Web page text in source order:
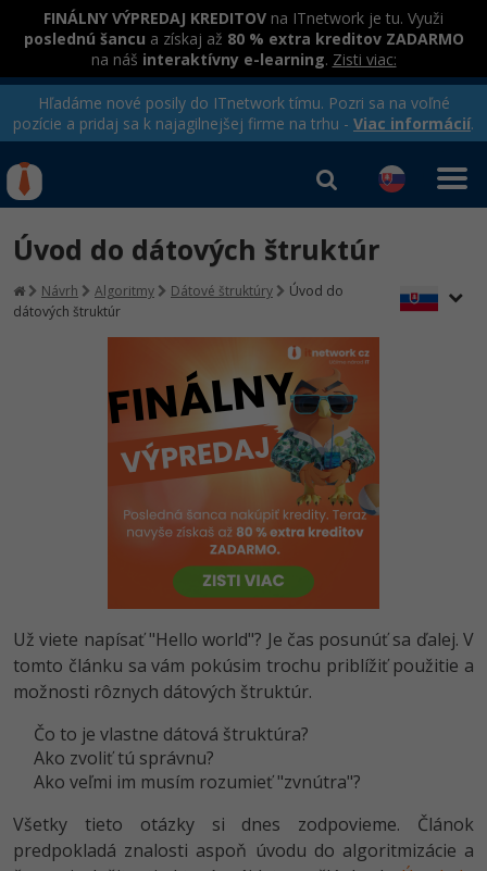
FINÁLNY VÝPREDAJ KREDITOV na ITnetwork je tu. Využi
poslednú šancu a získaj až 80 % extra kreditov ZADARMO
na náš interaktívny e-learning. Zisti viac:
Hľadáme nové posily do ITnetwork tímu. Pozri sa na voľné
pozície a pridaj sa k najagilnejšej firme na trhu - Viac informácií.
Kurzy Úrad Práce
Rekvalifikačné kurzy
hradené úradom práce
Kurzy programovania
Java -80%
C# .NET -80%
Python -80%
-80%
C++ -80%
Kotlin -80%
Céčko -80%
Prihlásiť sa|Registrovať
Úvod do dátových štruktúr
Návrh Algoritmy Dátové štruktúry
Úvod do
dátových štruktúr
Už viete napísať "Hello world"? Je čas posunúť sa ďalej. V
tomto článku sa vám pokúsim trochu priblížiť použitie a
možnosti rôznych dátových štruktúr.
Čo to je vlastne dátová štruktúra?
Ako zvoliť tú správnu?
Ako veľmi im musím rozumieť "zvnútra"?
Všetky tieto otázky si dnes zodpovieme. Článok
predpokladá znalosti aspoň úvodu do algoritmizácie a